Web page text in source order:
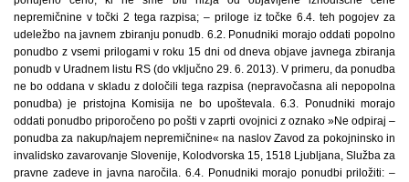
nepremičnine v točki 2 tega razpisa; – priloge iz točke 6.4. teh pogojev za
udeležbo na javnem zbiranju ponudb. 6.2. Ponudniki morajo oddati popolno
ponudbo z vsemi prilogami v roku 15 dni od dneva objave javnega zbiranja
ponudb v Uradnem listu RS (do vključno 29. 6. 2013). V primeru, da ponudba
ne bo oddana v skladu z določili tega razpisa (nepravočasna ali nepopolna
ponudba) je pristojna Komisija ne bo upoštevala. 6.3. Ponudniki morajo
oddati ponudbo priporočeno po pošti v zaprti ovojnici z oznako »Ne odpiraj –
ponudba za nakup/najem nepremičnine« na naslov Zavod za pokojninsko in
invalidsko zavarovanje Slovenije, Kolodvorska 15, 1518 Ljubljana, Služba za
pravne zadeve in javna naročila. 6.4. Ponudniki morajo ponudbi priložiti: –